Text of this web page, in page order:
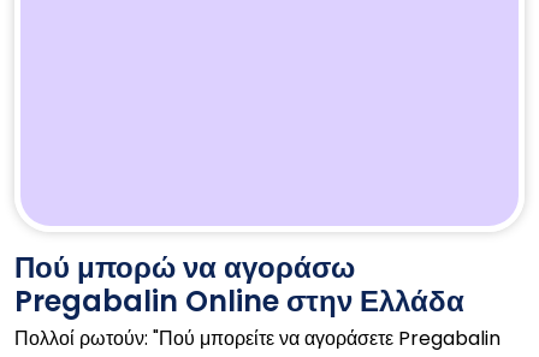
Πού μπορώ να αγοράσω
Pregabalin Online στην Ελλάδα
Πολλοί ρωτούν: "Πού μπορείτε να αγοράσετε Pregabalin